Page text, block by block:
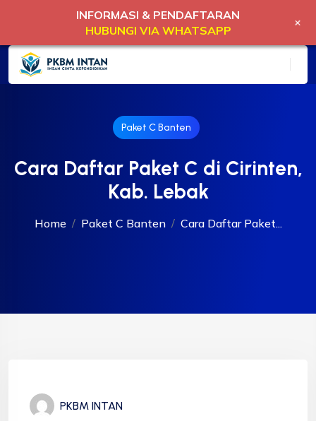
Paket C Banten
Cara Daftar Paket C di Cirinten,
Kab. Lebak
Home Paket C Banten Cara Daftar Paket...
PKBM INTAN
INFORMASI & PENDAFTARAN
HUBUNGI VIA WHATSAPP
+